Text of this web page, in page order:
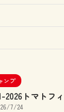
ンプ
2026トマトフ
7/24